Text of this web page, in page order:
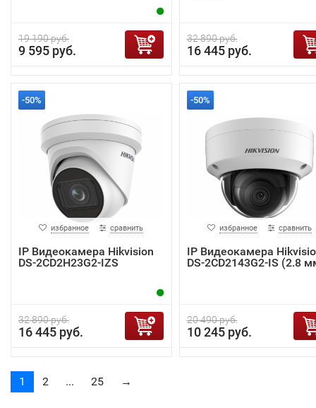
19 190 руб.
9 595 руб.
32 890 руб.
16 445 руб.
-50%
избранное сравнить
IP Видеокамера Hikvision
DS-2CD2H23G2-IZS
32 890 руб.
16 445 руб.
-50%
избранное сравнить
IP Видеокамера
DS-2CD2143G2-IS (2.8
20 490 руб.
10 245 руб.
1 2 ... 25 →